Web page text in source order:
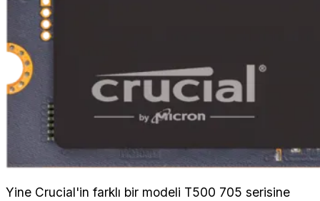
Yine Crucial'in farklı bir modeli T500 705 serisine